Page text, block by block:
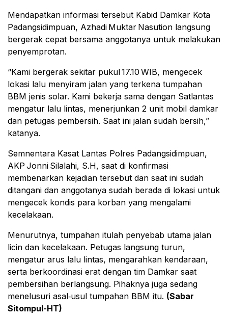
Mendapatkan informasi tersebut Kabid Damkar Kota
Padangsidimpuan, Azhadi Muktar Nasution langsung
bergerak cepat bersama anggotanya untuk melakukan
penyemprotan.
“Kami bergerak sekitar pukul 17.10 WIB, mengecek
lokasi lalu menyiram jalan yang terkena tumpahan
BBM jenis solar. Kami bekerja sama dengan Satlantas
mengatur lalu lintas, menerjunkan 2 unit mobil damkar
dan petugas pembersih. Saat ini jalan sudah bersih,”
katanya.
Semnentara Kasat Lantas Polres Padangsidimpuan,
AKP Jonni Silalahi, S.H, saat di konfirmasi
membenarkan kejadian tersebut dan saat ini sudah
ditangani dan anggotanya sudah berada di lokasi untuk
mengecek kondis para korban yang mengalami
kecelakaan.
Menurutnya, tumpahan itulah penyebab utama jalan
licin dan kecelakaan. Petugas langsung turun,
mengatur arus lalu lintas, mengarahkan kendaraan,
serta berkoordinasi erat dengan tim Damkar saat
pembersihan berlangsung. Pihaknya juga sedang
menelusuri asal‑usul tumpahan BBM itu. (Sabar
Sitompul-HT)